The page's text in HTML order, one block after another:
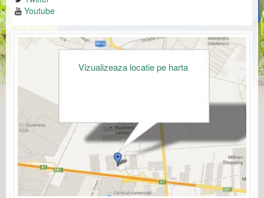
Youtube
Vizualizeaza locatie pe harta